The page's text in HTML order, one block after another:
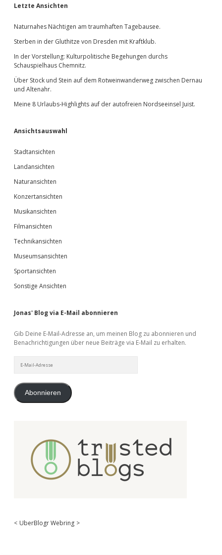
Sidebar
Letzte Ansichten
Naturnahes Nächtigen am traumhaften Tagebausee.
Sterben in der Gluthitze von Dresden mit Kraftklub.
In der Vorstellung: Kulturpolitische Begehungen durchs
Schauspielhaus Chemnitz.
Über Stock und Stein auf dem Rotweinwanderweg zwischen Dernau
und Altenahr.
Meine 8 Urlaubs-Highlights auf der autofreien Nordseeinsel Juist.
Ansichtsauswahl
Stadtansichten
Landansichten
Naturansichten
Konzertansichten
Musikansichten
Filmansichten
Technikansichten
Museumsansichten
Sportansichten
Sonstige Ansichten
Jonas' Blog via E-Mail abonnieren
Gib Deine E-Mail-Adresse an, um meinen Blog zu abonnieren und
Benachrichtigungen über neue Beiträge via E-Mail zu erhalten.
Mail-
Abonnieren
< UberBlogr Webring >